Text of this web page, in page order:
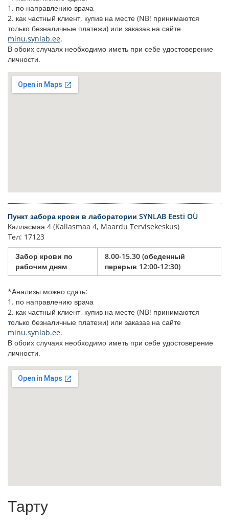
1. по направлению врача
2. как частный клиент, купив на месте (NB! принимаются
только безналичные платежи) или заказав на сайте
minu.synlab.ee.
В обоих случаях необходимо иметь при себе удостоверение
личности.
Пункт забора крови в лаборатории SYNLAB Eesti OÜ
Калласмаа 4 (Kallasmaa 4, Maardu Tervisekeskus)
Тел: 17123
Забор крови по
рабочим дням
8.00-15.30 (обеденный
перерыв 12:00-12:30)
*Анализы можно сдать:
1. по направлению врача
2. как частный клиент, купив на месте (NB! принимаются
только безналичные платежи) или заказав на сайте
minu.synlab.ee.
В обоих случаях необходимо иметь при себе удостоверение
личности.
Тарту